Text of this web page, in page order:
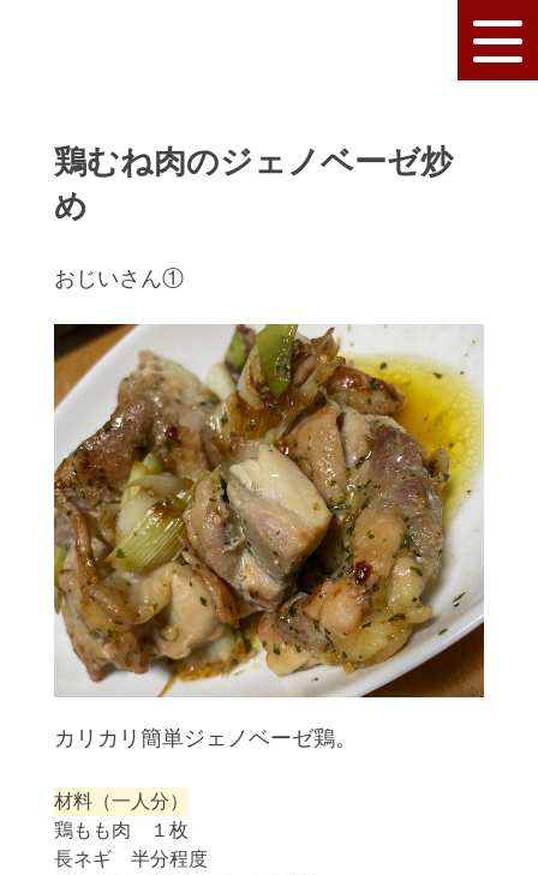
鶏むね肉のジェノベーゼ炒
め
おじいさん①
カリカリ簡単ジェノベーゼ鶏。
材料（一人分）
鶏もも肉 １枚
長ネギ 半分程度